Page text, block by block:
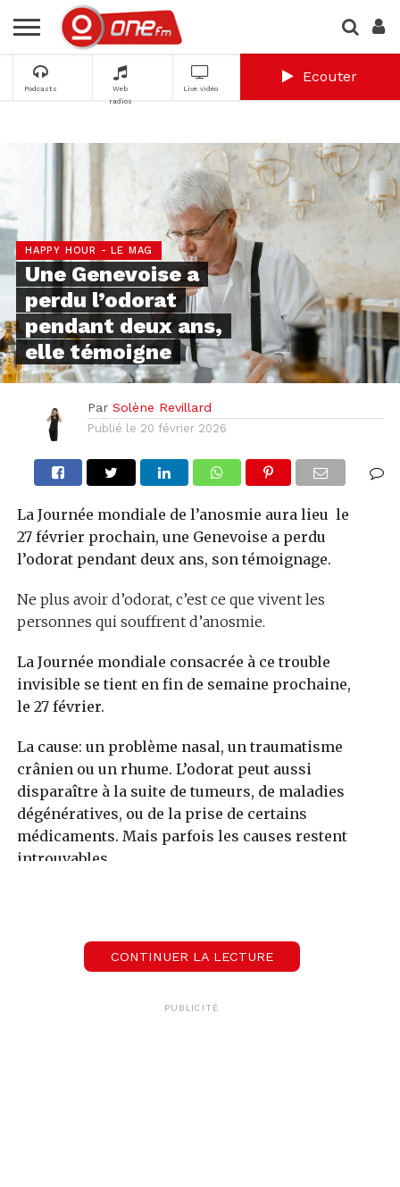
Podcasts
Web
radios
Live vidéo
Ecouter
HAPPY HOUR - LE MAG
Une Genevoise a
perdu l’odorat
pendant deux ans,
elle témoigne
Par Solène Revillard
Publié le 20 février 2026
La Journée mondiale de l’anosmie aura lieu le
27 février prochain, une Genevoise a perdu
l’odorat pendant deux ans, son témoignage.
Ne plus avoir d’odorat, c’est ce que vivent les
personnes qui souffrent d’anosmie.
La Journée mondiale consacrée à ce trouble
invisible se tient en fin de semaine prochaine,
le 27 février.
La cause: un problème nasal, un traumatisme
crânien ou un rhume. L’odorat peut aussi
disparaître à la suite de tumeurs, de maladies
dégénératives, ou de la prise de certains
médicaments. Mais parfois les causes restent
introuvables.
journaliste gastronomie et éditrice de «Juste du
goût» avec plusieurs livres qui mettent à
CONTINUER LA LECTURE
PUBLICITÉ